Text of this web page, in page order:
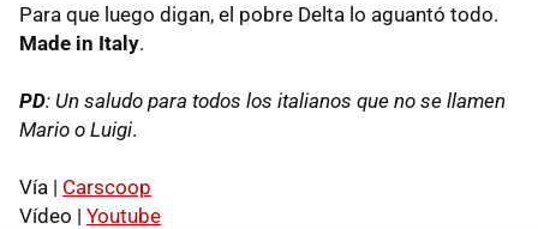
Para que luego digan, el pobre Delta lo aguantó todo.
Made in Italy.
PD: Un saludo para todos los italianos que no se llamen
Mario o Luigi.
Vía | Carscoop
Vídeo | Youtube